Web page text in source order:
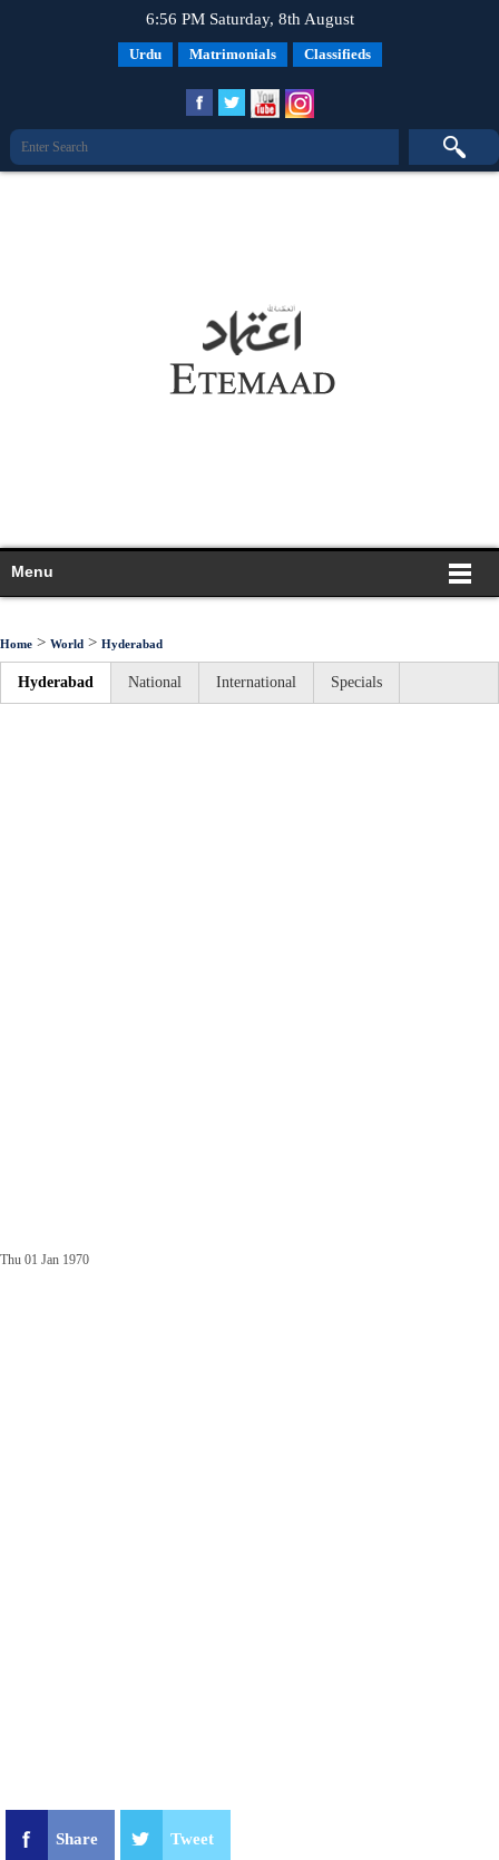
6:56 PM Saturday, 8th August
Urdu Matrimonials Classifieds
Menu
Home > World > Hyderabad
Hyderabad National International Specials
Thu 01 Jan 1970
Share Tweet